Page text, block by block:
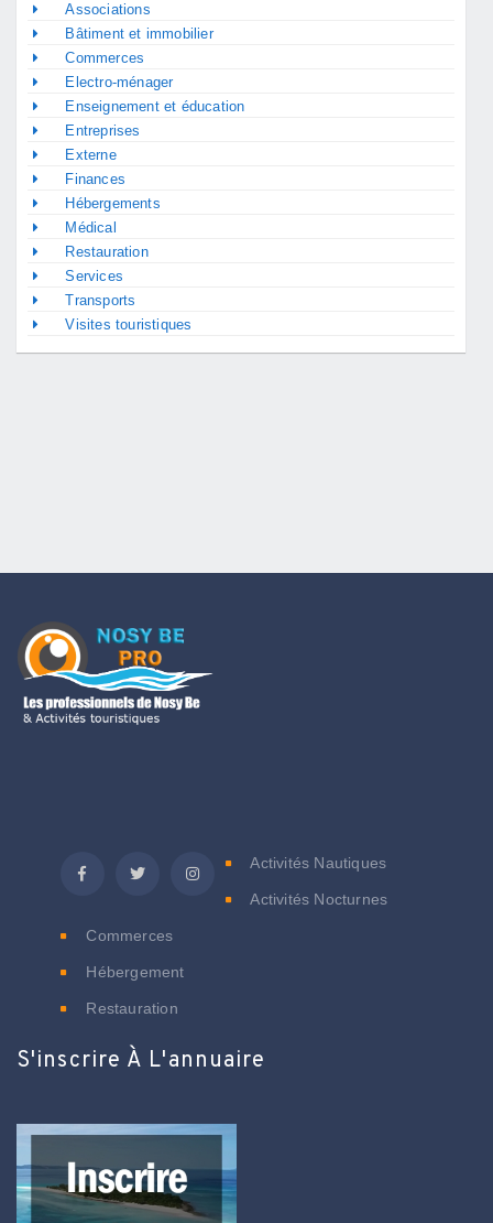
Associations
Bâtiment et immobilier
Commerces
Electro-ménager
Enseignement et éducation
Entreprises
Externe
Finances
Hébergements
Médical
Restauration
Services
Transports
Visites touristiques
Activités Nautiques
Activités Nocturnes
Commerces
Hébergement
Restauration
S'inscrire À L'annuaire